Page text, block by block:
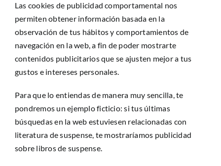
Las cookies de publicidad comportamental nos
permiten obtener información basada en la
observación de tus hábitos y comportamientos de
navegación en la web, a fin de poder mostrarte
contenidos publicitarios que se ajusten mejor a tus
gustos e intereses personales.
Para que lo entiendas de manera muy sencilla, te
pondremos un ejemplo ficticio: si tus últimas
búsquedas en la web estuviesen relacionadas con
literatura de suspense, te mostraríamos publicidad
sobre libros de suspense.